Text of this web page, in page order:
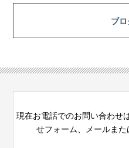
ブ
現在お電話でのお問い合わせ
せフォーム、メールま